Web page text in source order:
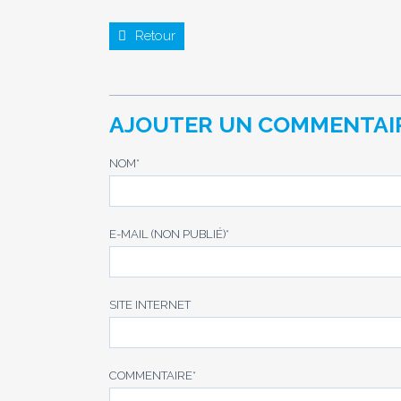
Retour
AJOUTER UN
NOM*
E-MAIL (NON PUBLIÉ)*
SITE INTERNET
COMMENTAIRE*